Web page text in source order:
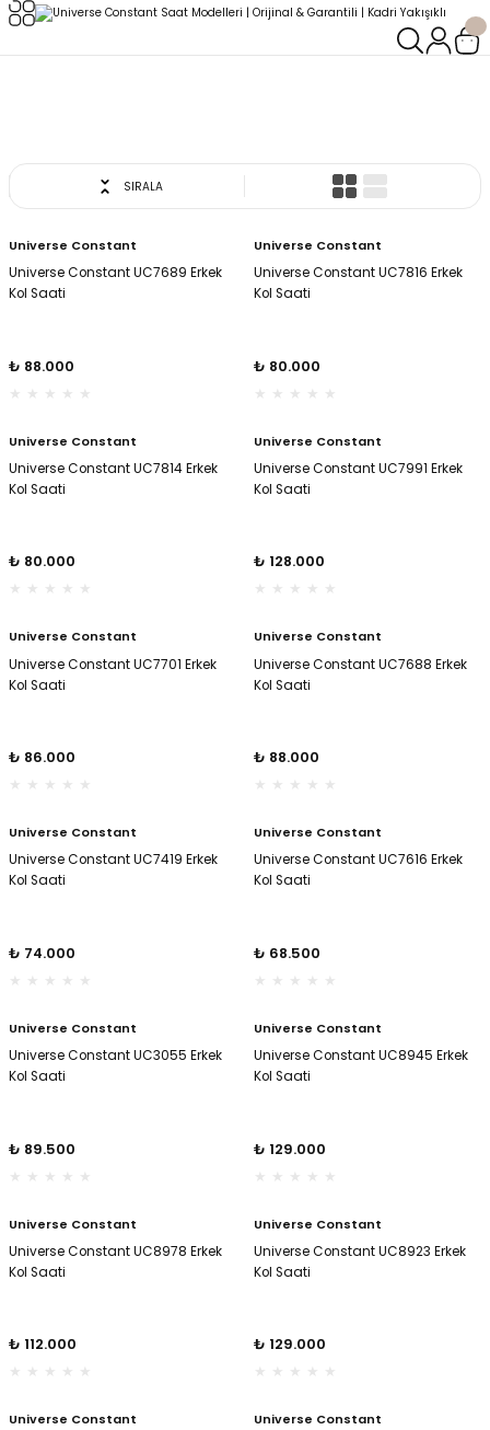
SIRALA
Universe Constant
Universe Constant UC7689 Erkek
Kol Saati
₺ 88.000
Universe Constant
Universe Constant UC7816 Erkek
Kol Saati
₺ 80.000
Universe Constant
Universe Constant UC7814 Erkek
Kol Saati
₺ 80.000
Universe Constant
Universe Constant UC7991 Erkek
Kol Saati
₺ 128.000
Universe Constant
Universe Constant UC7701 Erkek
Kol Saati
₺ 86.000
Universe Constant
Universe Constant UC7688 Erkek
Kol Saati
₺ 88.000
Universe Constant
Universe Constant UC7419 Erkek
Kol Saati
₺ 74.000
Universe Constant
Universe Constant UC7616 Erkek
Kol Saati
₺ 68.500
Universe Constant
Universe Constant UC3055 Erkek
Kol Saati
₺ 89.500
Universe Constant
Universe Constant UC8945 Erkek
Kol Saati
₺ 129.000
Universe Constant
Universe Constant UC8978 Erkek
Kol Saati
₺ 112.000
Universe Constant
Universe Constant UC8923 Erkek
Kol Saati
₺ 129.000
Universe Constant
Universe Constant